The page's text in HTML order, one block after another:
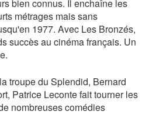
bien connus. Il enchaîne les
métrages mais sans
1977. Avec Les Bronzés,
succès au cinéma français. Un
troupe du Splendid, Bernard
Patrice Leconte fait tourner les
nombreuses comédies